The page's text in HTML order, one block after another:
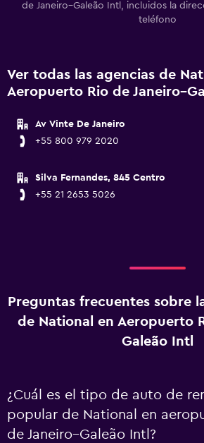
de Janeiro–Galeão Intl, incluidos la
teléfono
Ver todas las agencias de
Aeropuerto Rio de
Av Vinte De Janeiro
+55 800 979 2020
Silva Fernandes, 845 Centro
+55 21 2653 5026
Preguntas frecuentes sobre
de National en Aeropuerto
Galeão Intl
¿Cuál es el tipo de auto de
popular de National en
de Janeiro–Galeão Intl?